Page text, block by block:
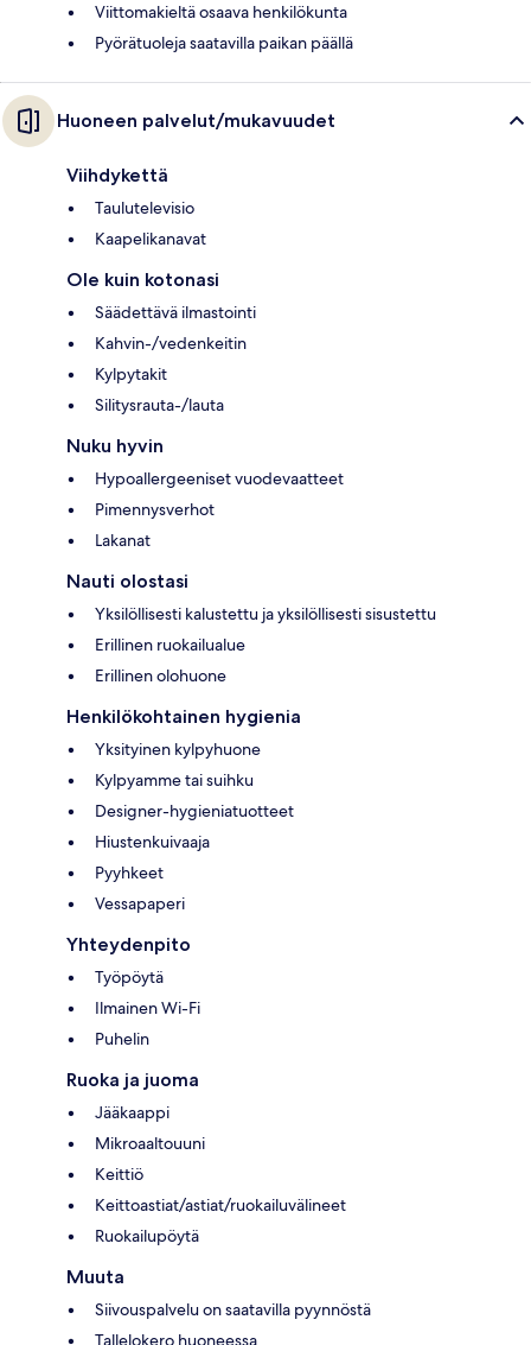
Viittomakieltä osaava henkilökunta
Pyörätuoleja saatavilla paikan päällä
Huoneen palvelut/mukavuudet
Viihdykettä
Taulutelevisio
Kaapelikanavat
Ole kuin kotonasi
Säädettävä ilmastointi
Kahvin-/vedenkeitin
Kylpytakit
Silitysrauta-/lauta
Nuku hyvin
Hypoallergeeniset vuodevaatteet
Pimennysverhot
Lakanat
Nauti olostasi
Yksilöllisesti kalustettu ja yksilöllisesti sisustettu
Erillinen ruokailualue
Erillinen olohuone
Henkilökohtainen hygienia
Yksityinen kylpyhuone
Kylpyamme tai suihku
Designer-hygieniatuotteet
Hiustenkuivaaja
Pyyhkeet
Vessapaperi
Yhteydenpito
Työpöytä
Ilmainen Wi-Fi
Puhelin
Ruoka ja juoma
Jääkaappi
Mikroaaltouuni
Keittiö
Keittoastiat/astiat/ruokailuvälineet
Ruokailupöytä
Muuta
Siivouspalvelu on saatavilla pyynnöstä
Tallelokero huoneessa